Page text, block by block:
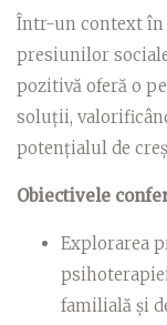
Într-un context în
presiunilor
pozitivă oferă o
soluții,
potențialul de
Obiectivele
Explorarea
familială și